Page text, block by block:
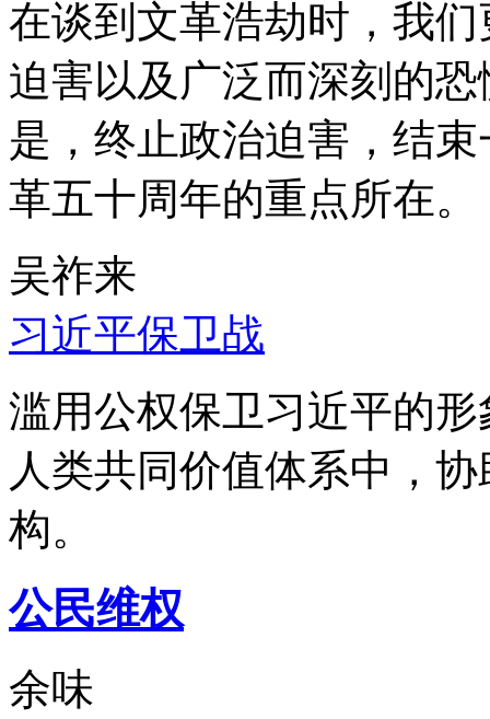
在谈到文革浩劫时，我
迫害以及广泛而深刻的
是，终止政治迫害，结
革五十周年的重点所在。
吴祚来
习近平保卫战
滥用公权保卫习近平的
人类共同价值体系中，
构。
公民维权
余味